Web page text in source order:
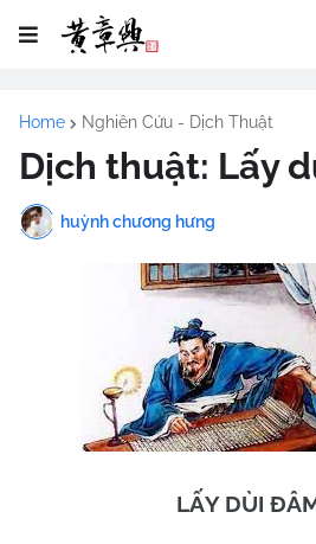
Home Nghiên Cứu - Dịch Thuật
Dịch thuật: Lấy
huỳnh chương hưng
LẤY DÙI